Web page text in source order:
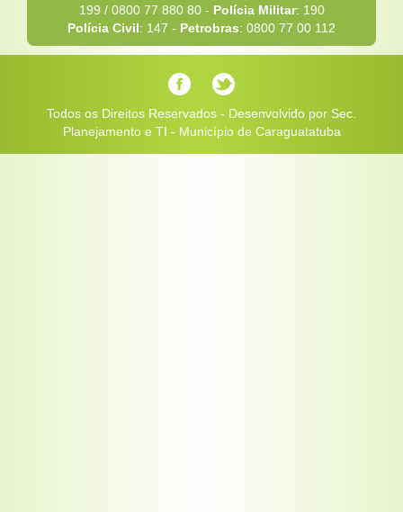
199 / 0800 77 880 80 - Polícia Militar: 190
Polícia Civil: 147 - Petrobras: 0800 77 00 112
Todos os Direitos Reservados - Desenvolvido por Sec.
Planejamento e TI - Município de Caraguatatuba